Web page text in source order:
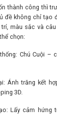
thành công thì
đề không chỉ tạo
màu sắc và
chọn:
Chú Cuội –
Ánh trăng kết
3D.
Lấy cảm hứng